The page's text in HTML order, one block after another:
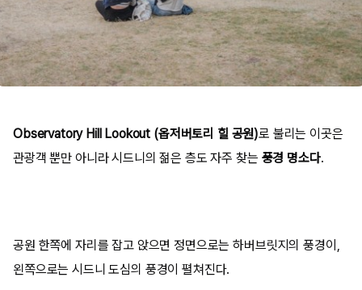
Observatory Hill Lookout (옵저버토리 힐 공원)로 불리는 이곳은
관광객 뿐만 아니라 시드니의 젊은 층도 자주 찾는 풍경 명소다.
공원 한쪽에 자리를 잡고 앉으면 정면으로는 하버브릿지의 풍경이,
왼쪽으로는 시드니 도심의 풍경이 펼쳐진다.